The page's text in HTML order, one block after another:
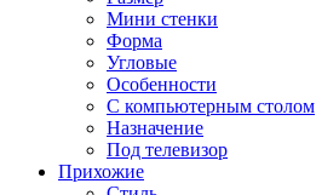
Мини стенки
Форма
Угловые
Особенности
С компьютерным столом
Назначение
Под телевизор
Прихожие